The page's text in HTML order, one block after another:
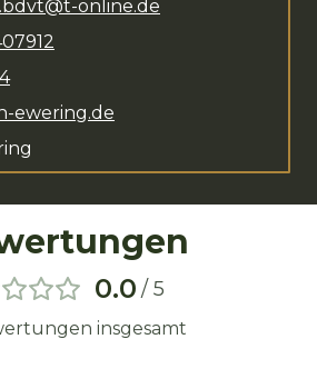
online.de
ewering.de
0.0 / 5
insgesamt